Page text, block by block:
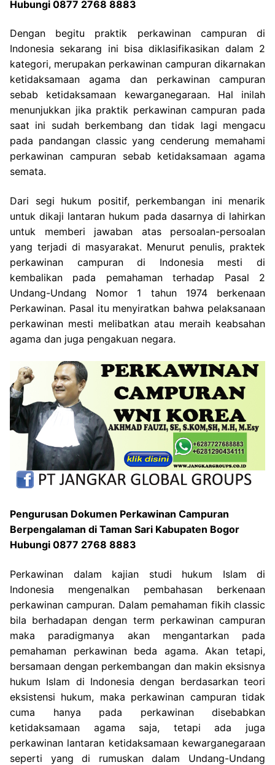
Hubungi 0877 2768 8883
Dengan begitu praktik perkawinan campuran di
Indonesia sekarang ini bisa diklasifikasikan dalam 2
kategori, merupakan perkawinan campuran dikarnakan
ketidaksamaan agama dan perkawinan campuran
sebab ketidaksamaan kewarganegaraan. Hal inilah
menunjukkan jika praktik perkawinan campuran pada
saat ini sudah berkembang dan tidak lagi mengacu
pada pandangan classic yang cenderung memahami
perkawinan campuran sebab ketidaksamaan agama
semata.
Dari segi hukum positif, perkembangan ini menarik
untuk dikaji lantaran hukum pada dasarnya di lahirkan
untuk memberi jawaban atas persoalan-persoalan
yang terjadi di masyarakat. Menurut penulis, praktek
perkawinan campuran di Indonesia mesti di
kembalikan pada pemahaman terhadap Pasal 2
Undang-Undang Nomor 1 tahun 1974 berkenaan
Perkawinan. Pasal itu menyiratkan bahwa pelaksanaan
perkawinan mesti melibatkan atau meraih keabsahan
agama dan juga pengakuan negara.
Pengurusan Dokumen Perkawinan Campuran
Berpengalaman di Taman Sari Kabupaten Bogor
Hubungi 0877 2768 8883
Perkawinan dalam kajian studi hukum Islam di
Indonesia mengenalkan pembahasan berkenaan
perkawinan campuran. Dalam pemahaman fikih classic
bila berhadapan dengan term perkawinan campuran
maka paradigmanya akan mengantarkan pada
pemahaman perkawinan beda agama. Akan tetapi,
bersamaan dengan perkembangan dan makin eksisnya
hukum Islam di Indonesia dengan berdasarkan teori
eksistensi hukum, maka perkawinan campuran tidak
cuma hanya pada perkawinan disebabkan
ketidaksamaan agama saja, tetapi ada juga
perkawinan lantaran ketidaksamaan kewarganegaraan
seperti yang di rumuskan dalam Undang-Undang